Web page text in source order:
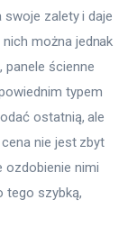
swoje zalety i daje
można jednak
panele ścienne
typem
ostatnią, ale
nie jest zbyt
ozdobienie nimi
tego szybką,